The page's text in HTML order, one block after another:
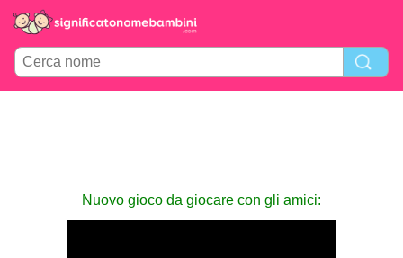
Nuovo gioco da giocare con gli amici: